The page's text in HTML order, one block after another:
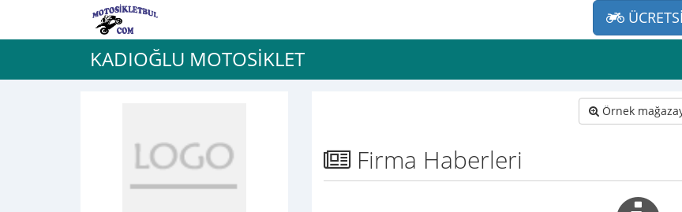
KADIOĞLU MOTOSİKLET
Örnek
Firma Haberleri